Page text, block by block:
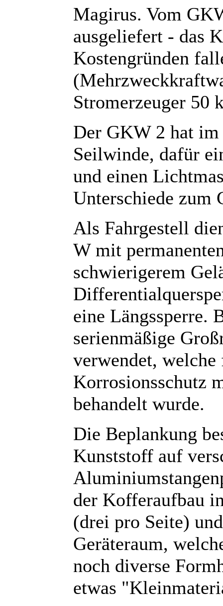
Magirus. Vom
ausgeliefert - das
Kostengründen
Stromerzeuger 50
Der GKW 2 hat
Seilwinde, dafür
und einen
Unterschiede zum
Als Fahrgestell
W mit
schwierigerem
eine Längssperre.
serienmäßige
verwendet, welche
Korrosionsschutz
behandelt wurde.
Die Beplankung
Kunststoff auf
der Kofferaufbau
(drei pro Seite)
Geräteraum,
noch diverse
etwas